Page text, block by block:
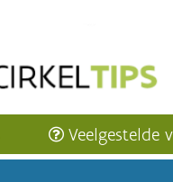
Veelgestelde